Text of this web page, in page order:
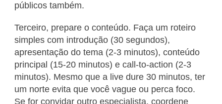
públicos também.
Terceiro, prepare o conteúdo. Faça um roteiro
simples com introdução (30 segundos),
apresentação do tema (2-3 minutos), conteúdo
principal (15-20 minutos) e call-to-action (2-3
minutos). Mesmo que a live dure 30 minutos, ter
um norte evita que você vague ou perca foco.
Se for convidar outro especialista, coordene